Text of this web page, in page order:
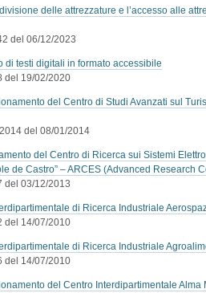
delle attrezzature e l’accesso alle
del 06/12/2023
di testi digitali in formato accessibile
del 19/02/2020
del Centro di Studi Avanzati sul
del 08/01/2014
del Centro di Ricerca sui Sistemi
de Castro” – ARCES (Advanced Research
del 03/12/2013
di Ricerca Industriale
del 14/07/2010
di Ricerca Industriale
del 14/07/2010
del Centro Interdipartimentale